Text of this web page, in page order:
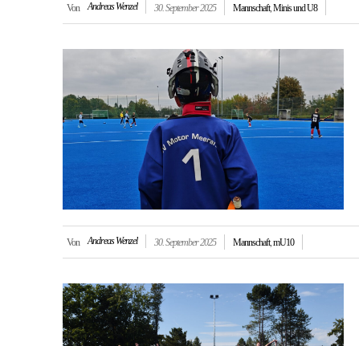
Von Andreas Wenzel 30. September 2025 Mannschaft,Minis und U8
Von Andreas Wenzel 30. September 2025 Mannschaft,mU10